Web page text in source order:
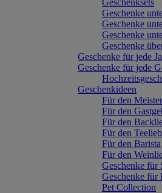
Geschenksets
Geschenke
Geschenke
Geschenke
Geschenke
Geschenke für jede
Geschenke für jede
Geschenkideen
Für den
Für den
Für den
Für den
Für den Barista
Für den
Geschenke für
Geschenke für
Pet Collection